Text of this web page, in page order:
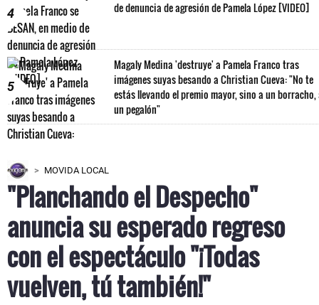
4
de denuncia de agresión de Pamela López [VIDEO]
5
Magaly Medina 'destruye' a Pamela Franco tras
imágenes suyas besando a Christian Cueva: "No te
estás llevando el premio mayor, sino a un borracho,
un pegalón"
MOVIDA LOCAL
"Planchando el Despecho"
anuncia su esperado regreso
con el espectáculo "¡Todas
vuelven, tú también!"